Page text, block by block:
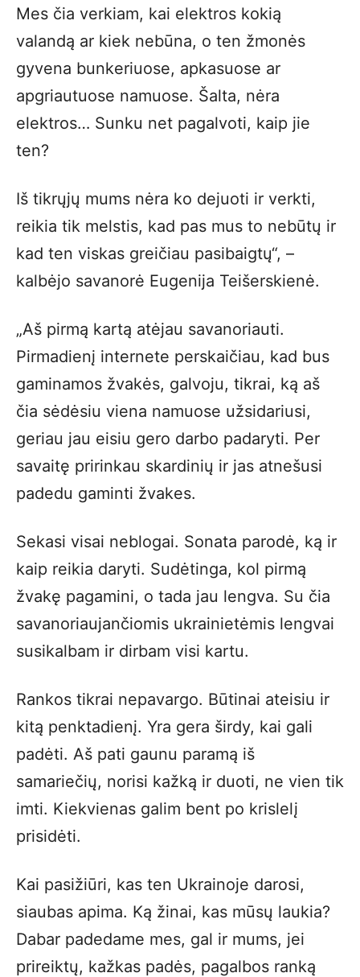
Mes čia verkiam, kai elektros kokią
valandą ar kiek nebūna, o ten žmonės
gyvena bunkeriuose, apkasuose ar
apgriautuose namuose. Šalta, nėra
elektros… Sunku net pagalvoti, kaip jie
ten?
Iš tikrųjų mums nėra ko dejuoti ir verkti,
reikia tik melstis, kad pas mus to nebūtų ir
kad ten viskas greičiau pasibaigtų“, –
kalbėjo savanorė Eugenija Teišerskienė.
„Aš pirmą kartą atėjau savanoriauti.
Pirmadienį internete perskaičiau, kad bus
gaminamos žvakės, galvoju, tikrai, ką aš
čia sėdėsiu viena namuose užsidariusi,
geriau jau eisiu gero darbo padaryti. Per
savaitę pririnkau skardinių ir jas atnešusi
padedu gaminti žvakes.
Sekasi visai neblogai. Sonata parodė, ką ir
kaip reikia daryti. Sudėtinga, kol pirmą
žvakę pagamini, o tada jau lengva. Su čia
savanoriaujančiomis ukrainietėmis lengvai
susikalbam ir dirbam visi kartu.
Rankos tikrai nepavargo. Būtinai ateisiu ir
kitą penktadienį. Yra gera širdy, kai gali
padėti. Aš pati gaunu paramą iš
samariečių, norisi kažką ir duoti, ne vien tik
imti. Kiekvienas galim bent po krislelį
prisidėti.
Kai pasižiūri, kas ten Ukrainoje darosi,
siaubas apima. Ką žinai, kas mūsų laukia?
Dabar padedame mes, gal ir mums, jei
prireiktų, kažkas padės, pagalbos ranką